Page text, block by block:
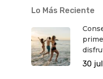
Lo Más Reciente
30